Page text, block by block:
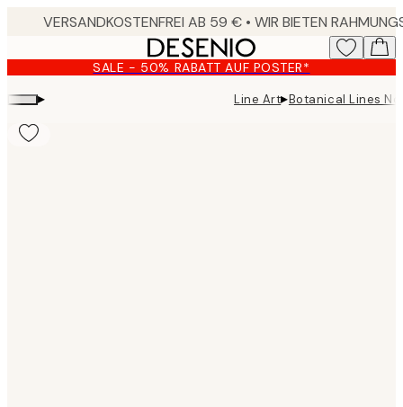
content.
SALE - 50% RABATT AUF POSTER*
▸ Line Art▸Botanical Lines